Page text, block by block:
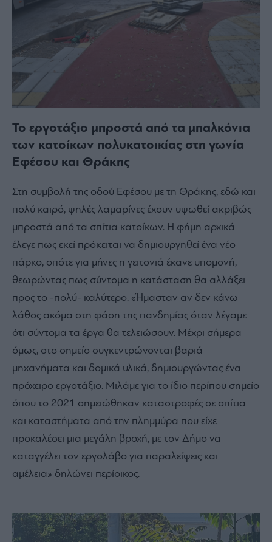
Το εργοτάξιο μπροστά από τα μπαλκόνια
των κατοίκων πολυκατοικίας στη γωνία
Εφέσου και Θράκης
Στη συμβολή της οδού Εφέσου με τη Θράκης, εδώ και
πολύ καιρό, ψηλές λαμαρίνες έχουν υψωθεί ακριβώς
μπροστά από τα σπίτια κατοίκων. Η φήμη αρχικά
έλεγε πως εκεί πρόκειται να δημιουργηθεί ένα νέο
πάρκο, οπότε για μήνες η γειτονιά έκανε υπομονή,
θεωρώντας πως σύντομα η κατάσταση θα αλλάξει
προς το -πολύ- καλύτερο. «Ήμασταν αν δεν κάνω
λάθος ακόμα στη φάση της πανδημίας όταν λέγαμε
ότι σύντομα τα έργα θα τελειώσουν. Μέχρι σήμερα
όμως, στο σημείο συγκεντρώνονται βαριά
μηχανήματα και δομικά υλικά, δημιουργώντας ένα
πρόχειρο εργοτάξιο. Μιλάμε για το ίδιο περίπου σημείο
όπου το 2021 σημειώθηκαν καταστροφές σε σπίτια
και καταστήματα από την πλημμύρα που είχε
προκαλέσει μια μεγάλη βροχή, με τον Δήμο να
καταγγέλει τον εργολάβο για παραλείψεις και
αμέλεια» δηλώνει περίοικος.